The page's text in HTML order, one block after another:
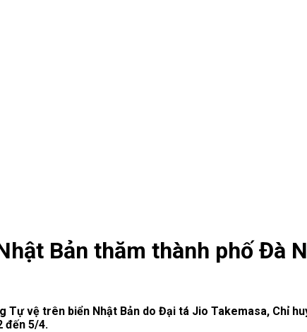
Bản thăm thành phố Đà
Tự vệ trên biển Nhật Bản do Đại tá Jio Takemasa, Chỉ
đến 5/4.